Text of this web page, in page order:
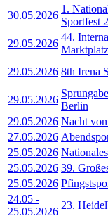
30.05.2026
1.
Sportfest
29.05.2026
44.
29.05.2026 8th Irena
29.05.2026
Berlin
29.05.2026 Nacht
27.05.2026
25.05.2026
25.05.2026 39.
25.05.2026
24.05 -
25.05.2026
23.